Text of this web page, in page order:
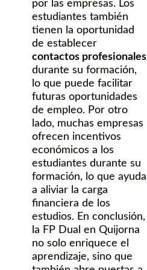
por las empresas. Los
estudiantes también
tienen la oportunidad
de establecer
contactos profesionales
durante su formación,
lo que puede facilitar
futuras oportunidades
de empleo. Por otro
lado, muchas empresas
ofrecen incentivos
económicos a los
estudiantes durante su
formación, lo que ayuda
a aliviar la carga
financiera de los
estudios. En conclusión,
la FP Dual en Quijorna
no solo enriquece el
aprendizaje, sino que